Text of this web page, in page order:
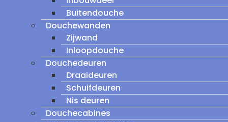
Buitendouche
Douchewanden
Zijwand
Inloopdouche
Douchedeuren
Draaideuren
Schuifdeuren
Nis deuren
Douchecabines